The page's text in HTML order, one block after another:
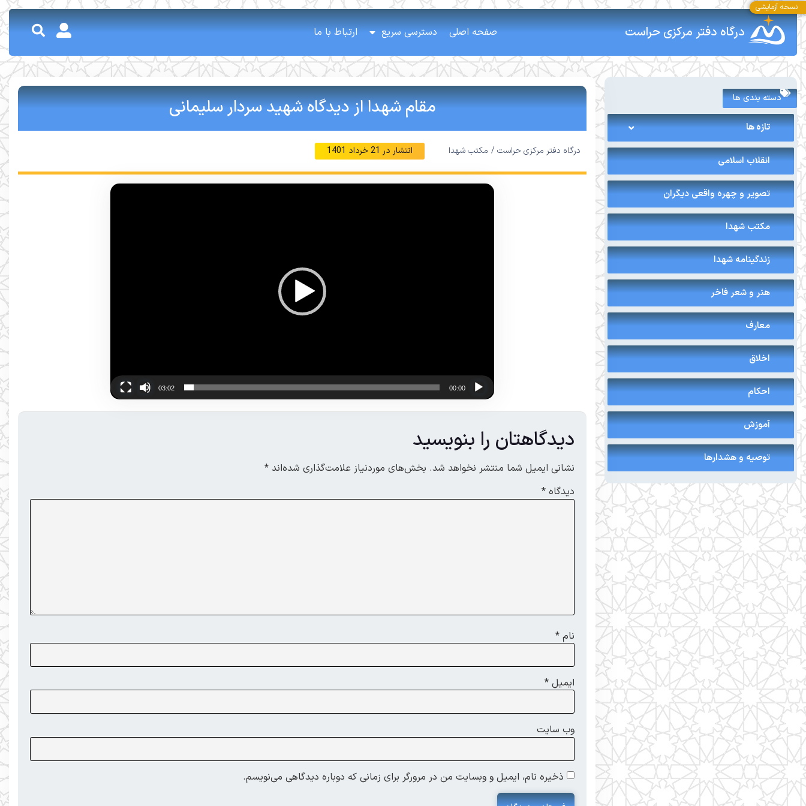
درگاه دفتر مرکزی حراست صفحه اصلی دسترسی سریع ارتباط با ما
دسته بندی ها
تازه ها
انقلاب اسلامی
تصویر و چهره واقعی دیگران
مکتب شهدا
زندگینامه شهدا
هنر و شعر فاخر
معارف
اخلاق
احکام
آموزش
توصیه و هشدارها
مقام شهدا از دیدگاه شهید سردار سلیمانی
درگاه دفتر مرکزی حراست / مکتب شهدا انتشار در 21 خرداد 1401
00:00
03:02
دیدگاهتان را بنویسید
نشانی ایمیل شما منتشر نخواهد شد. بخش‌های موردنیاز علامت‌گذاری شده‌اند *
دیدگاه *
نام *
ایمیل *
وب‌ سایت
ذخیره نام، ایمیل و وبسایت من در مرورگر برای زمانی که دوباره دیدگاهی می‌نویسم.
نسخه آزمایشی